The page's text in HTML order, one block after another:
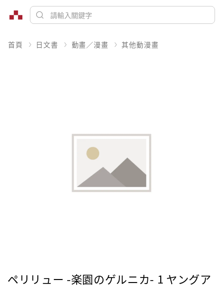
首頁 日文書 動畫／漫畫 其他動漫畫
ペリリュー -楽園のゲルニカ- 1 ヤングア